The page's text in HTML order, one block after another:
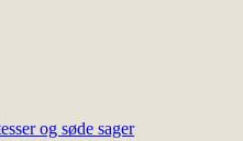
og søde sager